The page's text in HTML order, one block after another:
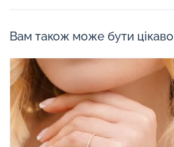
Вам також може бути цікаво